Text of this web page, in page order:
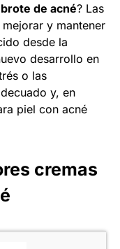
de acné? Las
y mantener
desde la
desarrollo en
o las
y, en
piel con acné
cremas